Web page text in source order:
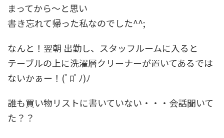
まってから～と思い
書き忘れて帰った私なのでした^^;
なんと！翌朝 出勤し、スタッフルームに入ると
テーブルの上に洗濯層クリーナーが置いてあるでは
ないかぁー！(ﾟﾛﾟﾉ)ﾉ
誰も買い物リストに書いていない・・・会話聞いて
た？？